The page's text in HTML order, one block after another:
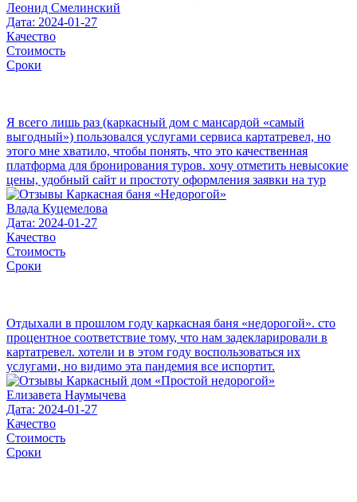
Леонид Смелинский
Дата: 2024-01-27
Качество
Стоимость
Сроки
Я всего лишь раз (каркасный дом с мансардой «самый
выгодный») пользовался услугами сервиса картатревел, но
этого мне хватило, чтобы понять, что это качественная
платформа для бронирования туров. хочу отметить невысокие
цены, удобный сайт и простоту оформления заявки на тур
Влада Куцемелова
Дата: 2024-01-27
Качество
Стоимость
Сроки
Отдыхали в прошлом году каркасная баня «недорогой». сто
процентное соответствие тому, что нам задекларировали в
картатревел. хотели и в этом году воспользоваться их
услугами, но видимо эта пандемия все испортит.
Елизавета Наумычева
Дата: 2024-01-27
Качество
Стоимость
Сроки